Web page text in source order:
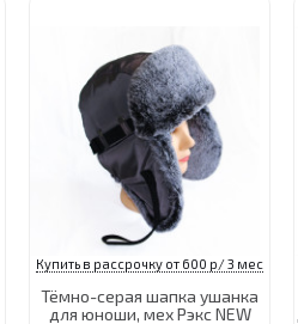
Купить в рассрочку от 600 р/ 3 мес
Тёмно-серая шапка ушанка
для юноши, мех Рэкс NEW